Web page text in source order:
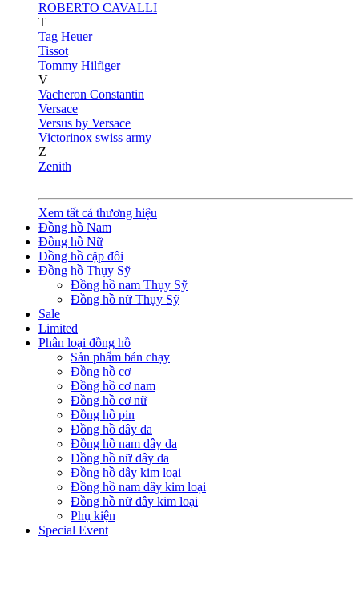
ROBERTO CAVALLI
T
Tag Heuer
Tissot
Tommy Hilfiger
V
Vacheron Constantin
Versace
Versus by Versace
Victorinox swiss army
Z
Zenith
Xem tất cả thương hiệu
Đồng hồ Nam
Đồng hồ Nữ
Đồng hồ cặp đôi
Đồng hồ Thụy Sỹ
Đồng hồ nam Thụy Sỹ
Đồng hồ nữ Thụy Sỹ
Sale
Limited
Phân loại đồng hồ
Sản phẩm bán chạy
Đồng hồ cơ
Đồng hồ cơ nam
Đồng hồ cơ nữ
Đồng hồ pin
Đồng hồ dây da
Đồng hồ nam dây da
Đồng hồ nữ dây da
Đồng hồ dây kim loại
Đồng hồ nam dây kim loại
Đồng hồ nữ dây kim loại
Phụ kiện
Special Event